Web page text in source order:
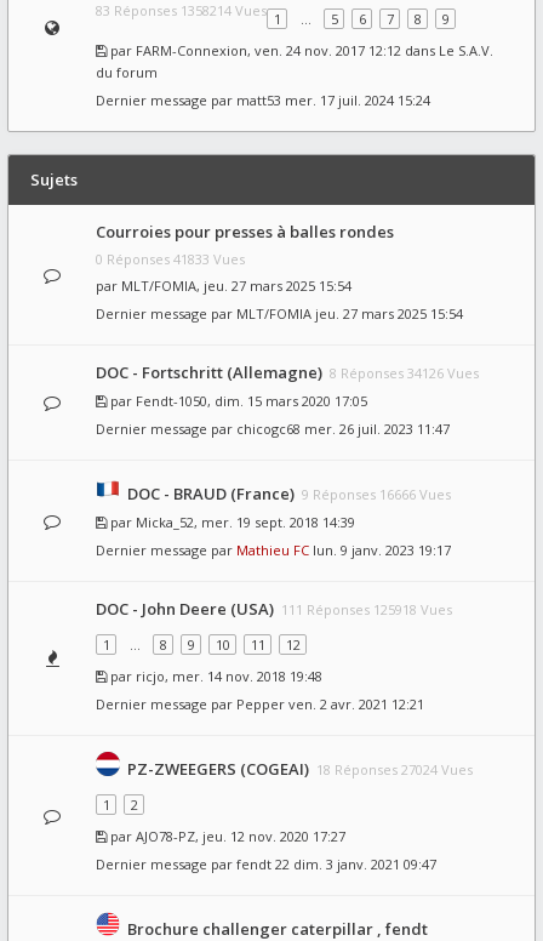
83 Réponses 1358214 Vues 1 … 5 6 7 8
9
par FARM-Connexion, ven. 24 nov. 2017 12:12 dans Le S.A.V.
du forum
Dernier message par matt53 mer. 17 juil. 2024 15:24
Sujets
Courroies pour presses à balles rondes
0 Réponses 41833 Vues
par MLT/FOMIA, jeu. 27 mars 2025 15:54
Dernier message par MLT/FOMIA jeu. 27 mars 2025 15:54
DOC - Fortschritt (Allemagne) 8 Réponses 34126 Vues
par Fendt-1050, dim. 15 mars 2020 17:05
Dernier message par chicogc68 mer. 26 juil. 2023 11:47
DOC - BRAUD (France) 9 Réponses 16666 Vues
par Micka_52, mer. 19 sept. 2018 14:39
Dernier message par Mathieu FC lun. 9 janv. 2023 19:17
DOC - John Deere (USA) 111 Réponses 125918 Vues
1
… 8 9 10 11
12
par ricjo, mer. 14 nov. 2018 19:48
Dernier message par Pepper ven. 2 avr. 2021 12:21
PZ-ZWEEGERS (COGEAI) 18 Réponses 27024 Vues
1
2
par AJO78-PZ, jeu. 12 nov. 2020 17:27
Dernier message par fendt 22 dim. 3 janv. 2021 09:47
Brochure challenger caterpillar , fendt